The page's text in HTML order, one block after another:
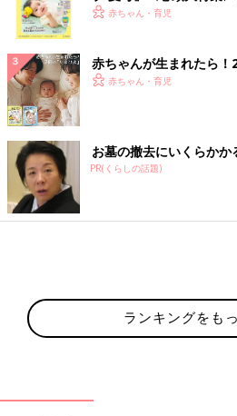
く！ おっぱい・ミルク
赤ちゃん・育児
赤ちゃんが生まれたら！
赤ちゃん・育児
お墓の撤去にいくらかか
PR(くらしの話題)
ランキングをも